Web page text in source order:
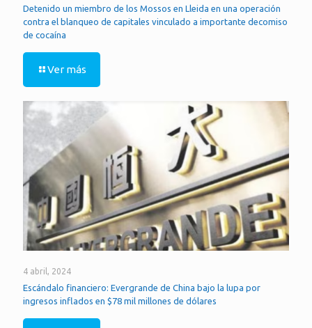
Detenido un miembro de los Mossos en Lleida en una operación
contra el blanqueo de capitales vinculado a importante decomiso
de cocaína
Ver más
4 abril, 2024
Escándalo financiero: Evergrande de China bajo la lupa por
ingresos inflados en $78 mil millones de dólares